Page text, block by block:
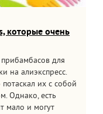
которые очень
для
на алиэкспресс.
их с собой
Однако, есть
мало и могут